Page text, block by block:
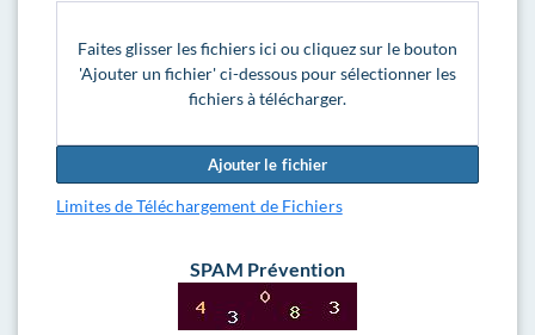
Faites glisser les fichiers ici ou cliquez sur le bouton
'Ajouter un fichier' ci-dessous pour sélectionner les
fichiers à télécharger.
Ajouter le fichier
Limites de Téléchargement de Fichiers
SPAM Prévention